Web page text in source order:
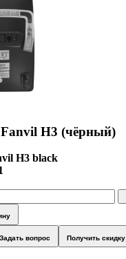
Fanvil H3 (чёрный)
H3 black
Задать вопрос Получить скидку